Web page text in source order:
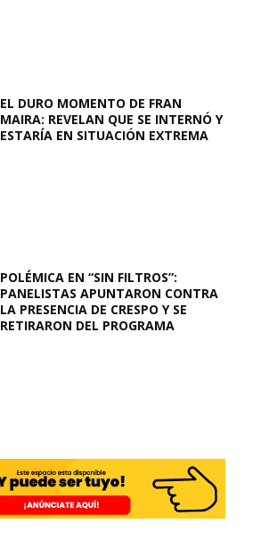
EL DURO MOMENTO DE FRAN
MAIRA: REVELAN QUE SE INTERNÓ Y
ESTARÍA EN SITUACIÓN EXTREMA
POLÉMICA EN “SIN FILTROS”:
PANELISTAS APUNTARON CONTRA
LA PRESENCIA DE CRESPO Y SE
RETIRARON DEL PROGRAMA